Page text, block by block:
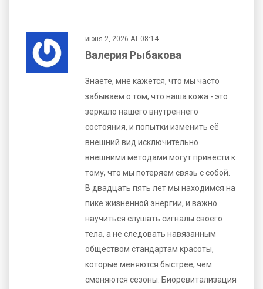
июня 2, 2026 AT 08:14
Валерия Рыбакова
Знаете, мне кажется, что мы часто
забываем о том, что наша кожа - это
зеркало нашего внутреннего
состояния, и попытки изменить её
внешний вид исключительно
внешними методами могут привести к
тому, что мы потеряем связь с собой.
В двадцать пять лет мы находимся на
пике жизненной энергии, и важно
научиться слушать сигналы своего
тела, а не следовать навязанным
обществом стандартам красоты,
которые меняются быстрее, чем
сменяются сезоны. Биоревитализация